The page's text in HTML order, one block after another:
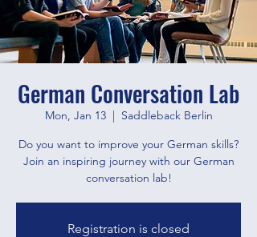
German Conversation Lab
Mon, Jan 13
  |
Saddleback Berlin
Do you want to improve your German skills?
Join an inspiring journey with our German
conversation lab!
Registration is closed